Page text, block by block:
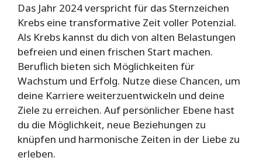
Das Jahr 2024 verspricht für das Sternzeichen
Krebs eine transformative Zeit voller Potenzial.
Als Krebs kannst du dich von alten Belastungen
befreien und einen frischen Start machen.
Beruflich bieten sich Möglichkeiten für
Wachstum und Erfolg. Nutze diese Chancen, um
deine Karriere weiterzuentwickeln und deine
Ziele zu erreichen. Auf persönlicher Ebene hast
du die Möglichkeit, neue Beziehungen zu
knüpfen und harmonische Zeiten in der Liebe zu
erleben.